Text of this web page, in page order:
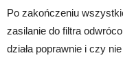
Po zakończeniu
zasilanie do filtra
działa poprawnie i czy